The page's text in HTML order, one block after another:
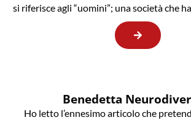
si riferisce agli “uomini”; una società che
Benedetta
Ho letto l’ennesimo articolo che